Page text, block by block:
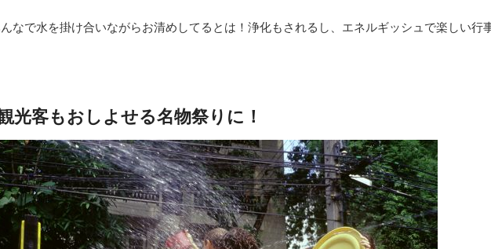
なで水を掛け合いながらお清めしてるとは！浄化もされるし、エネルギッシュで楽しい行
光客もおしよせる名物祭りに！